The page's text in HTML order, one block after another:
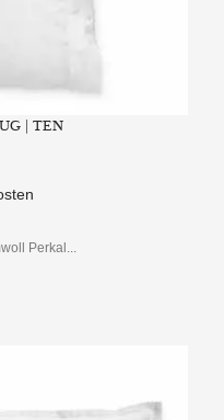
| TEN
Perkal...